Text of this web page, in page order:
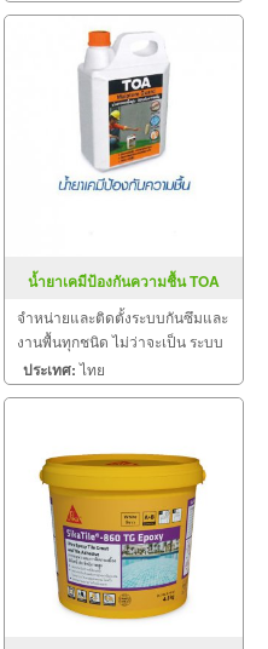
น้ำยาเคมีป้องกันความชื้น TOA
MOISTURE GUARD
จำหน่ายและติดตั้งระบบกันซึมและ
งานพื้นทุกชนิด ไม่ว่าจะเป็น ระบบ
งานกันซึม ระบบงานติดตั้งพื้น งาน
ป้องกันไฟลาม งานเคลือบปกป้อง
ประเทศ:ไทย